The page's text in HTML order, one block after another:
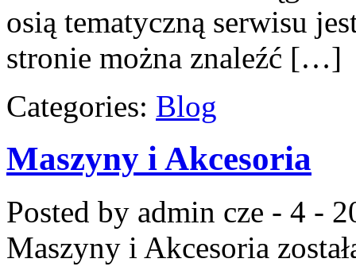
osią tematyczną serwisu
stronie można znaleźć […]
Categories: Blog
Maszyny i Akcesoria
Posted by admin cze - 4 -
Maszyny i Akcesoria